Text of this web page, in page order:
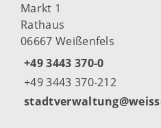
Markt 1
Rathaus
06667 Weißenfels
+49 3443 370-0
+49 3443 370-212